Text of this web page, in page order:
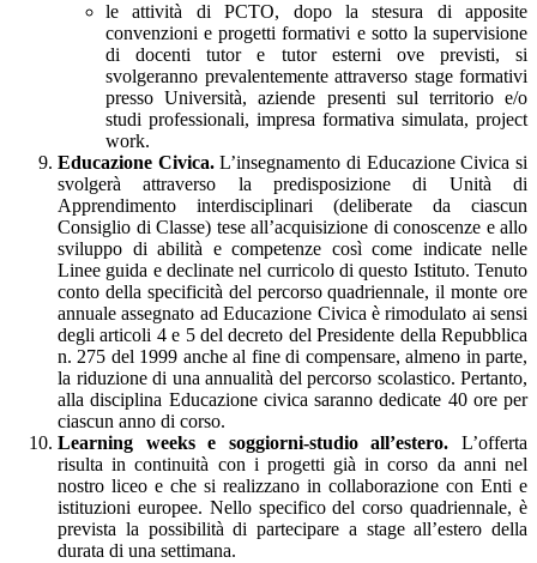
le attività di PCTO, dopo la stesura di apposite
convenzioni e progetti formativi e sotto la supervisione
di docenti tutor e tutor esterni ove previsti, si
svolgeranno prevalentemente attraverso stage formativi
presso Università, aziende presenti sul territorio e/o
studi professionali, impresa formativa simulata, project
work.
Educazione Civica.L’insegnamento di Educazione Civica si
svolgerà attraverso la predisposizione di Unità di
Apprendimento interdisciplinari (deliberate da ciascun
Consiglio di Classe) tese all’acquisizione di conoscenze e allo
sviluppo di abilità e competenze così come indicate nelle
Linee guida e declinate nel curricolo di questo Istituto. Tenuto
conto della specificità del percorso quadriennale, il monte ore
annuale assegnato ad Educazione Civica è rimodulato ai sensi
degli articoli 4 e 5 del decreto del Presidente della Repubblica
n. 275 del 1999 anche al fine di compensare, almeno in parte,
la riduzione di una annualità del percorso scolastico. Pertanto,
alla disciplina Educazione civica saranno dedicate 40 ore per
ciascun anno di corso.
Learning weeks e soggiorni-studio all’estero. L’offerta
risulta in continuità con i progetti già in corso da anni nel
nostro liceo e che si realizzano in collaborazione con Enti e
istituzioni europee. Nello specifico del corso quadriennale, è
prevista la possibilità di partecipare a stage all’estero della
durata di una settimana.